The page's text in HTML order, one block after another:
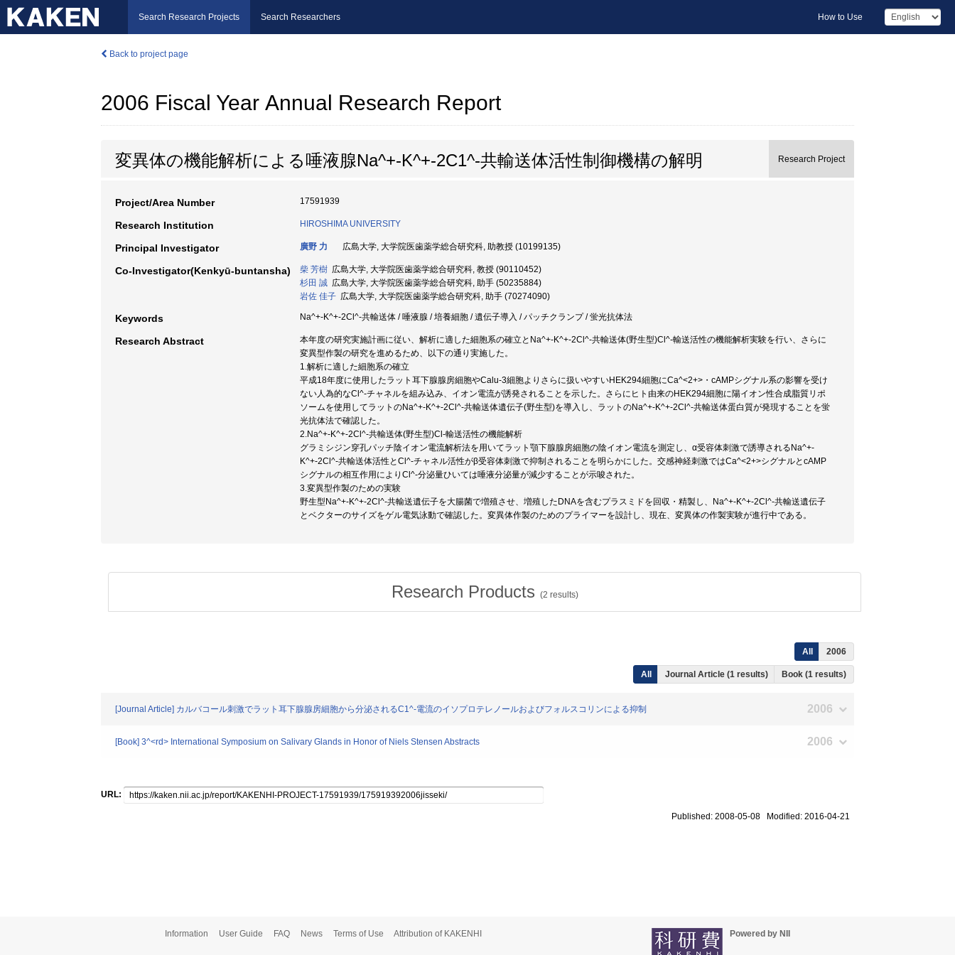
Search Research Projects Search Researchers How to Use
Back to project page
2006 Fiscal Year Annual Research Report
変異体の機能解析による唾液腺Na^+-K^+-2C1^-共輸送体活性制御機構の解明 Research Project
Project/Area Number 17591939
Research Institution HIROSHIMA UNIVERSITY
Principal Investigator 廣野 力 広島大学, 大学院医歯薬学総合研究科, 助教授 (10199135)
Co-Investigator(Kenkyū-buntansha) 柴 芳樹 広島大学, 大学院医歯薬学総合研究科, 教授 (90110452)
杉田 誠 広島大学, 大学院医歯薬学総合研究科, 助手 (50235884)
岩佐 佳子 広島大学, 大学院医歯薬学総合研究科, 助手 (70274090)
Keywords Na^+-K^+-2Cl^-共輸送体 / 唾液腺 / 培養細胞 / 遺伝子導入 / パッチクランプ / 蛍光抗体法
Research Abstract
本年度の研究実施計画に従い、解析に適した細胞系の確立とNa^+-K^+-2Cl^-共輸送体(野生型)Cl^-輸送活性の機能解析実験を行い、さらに
変異型作製の研究を進めるため、以下の通り実施した。
1.解析に適した細胞系の確立
平成18年度に使用したラット耳下腺腺房細胞やCalu-3細胞よりさらに扱いやすいHEK294細胞にCa^<2+>・cAMPシグナル系の影響を受け
ない人為的なCl^-チャネルを組み込み、イオン電流が誘発されることを示した。さらにヒト由来のHEK294細胞に陽イオン性合成脂質リポ
ソームを使用してラットのNa^+-K^+-2Cl^-共輸送体遺伝子(野生型)を導入し、ラットのNa^+-K^+-2Cl^-共輸送体蛋白質が発現することを蛍
光抗体法で確認した。
2.Na^+-K^+-2Cl^-共輸送体(野生型)Cl-輸送活性の機能解析
グラミシジン穿孔パッチ陰イオン電流解析法を用いてラット顎下腺腺房細胞の陰イオン電流を測定し、α受容体刺激で誘導されるNa^+-
K^+-2Cl^-共輸送体活性とCl^-チャネル活性がβ受容体刺激で抑制されることを明らかにした。交感神経刺激ではCa^<2+>シグナルとcAMP
シグナルの相互作用によりCl^-分泌量ひいては唾液分泌量が減少することが示唆された。
3.変異型作製のための実験
野生型Na^+-K^+-2Cl^-共輸送遺伝子を大腸菌で増殖させ、増殖したDNAを含むプラスミドを回収・精製し、Na^+-K^+-2Cl^-共輸送遺伝子
とベクターのサイズをゲル電気泳動で確認した。変異体作製のためのプライマーを設計し、現在、変異体の作製実験が進行中である。
Research Products (2 results)
All 2006
All Journal Article (1 results) Book (1 results)
[Journal Article] カルバコール刺激でラット耳下腺腺房細胞から分泌されるC1^-電流のイソプロテレノールおよびフォルスコリンによる抑制 2006
[Book] 3^<rd> International Symposium on Salivary Glands in Honor of Niels Stensen Abstracts 2006
URL:
Published: 2008-05-08 Modified: 2016-04-21
Information User Guide FAQ News Terms of Use Attribution of KAKENHI Powered by NII